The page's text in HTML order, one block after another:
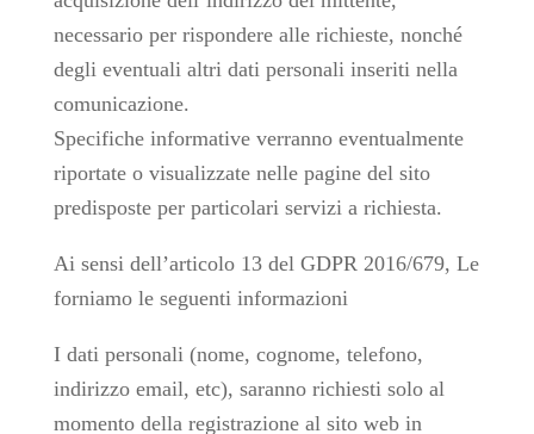
necessario per rispondere alle richieste, nonché
degli eventuali altri dati personali inseriti nella
comunicazione.
Specifiche informative verranno eventualmente
riportate o visualizzate nelle pagine del sito
predisposte per particolari servizi a richiesta.
Ai sensi dell’articolo 13 del GDPR 2016/679, Le
forniamo le seguenti informazioni
I dati personali (nome, cognome, telefono,
indirizzo email, etc), saranno richiesti solo al
momento della registrazione al sito web in